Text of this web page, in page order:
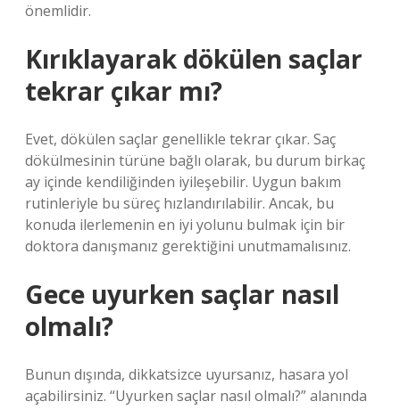
önemlidir.
Kırıklayarak dökülen saçlar
tekrar çıkar mı?
Evet, dökülen saçlar genellikle tekrar çıkar. Saç
dökülmesinin türüne bağlı olarak, bu durum birkaç
ay içinde kendiliğinden iyileşebilir. Uygun bakım
rutinleriyle bu süreç hızlandırılabilir. Ancak, bu
konuda ilerlemenin en iyi yolunu bulmak için bir
doktora danışmanız gerektiğini unutmamalısınız.
Gece uyurken saçlar nasıl
olmalı?
Bunun dışında, dikkatsizce uyursanız, hasara yol
açabilirsiniz. “Uyurken saçlar nasıl olmalı?” alanında